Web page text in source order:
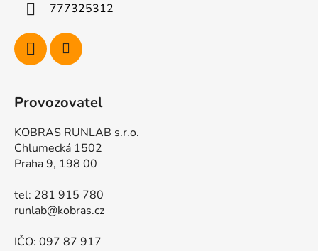
777325312
Provozovatel
KOBRAS RUNLAB s.r.o.
Chlumecká 1502
Praha 9, 198 00
tel: 281 915 780
runlab@kobras.cz
IČO: 097 87 917